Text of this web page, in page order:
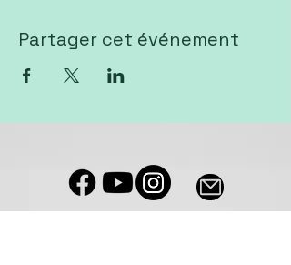
Partager cet événement